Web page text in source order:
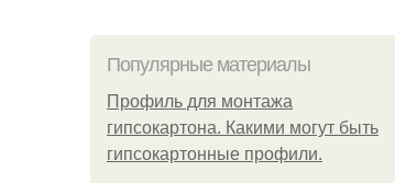
Популярные материалы
Профиль для монтажа
гипсокартона. Какими могут быть
гипсокартонные профили.